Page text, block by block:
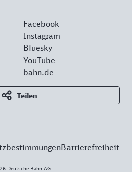
Facebook
Instagram
Bluesky
YouTube
bahn.de
Teilen
Barrierefreiheit
Deutsche Bahn AG